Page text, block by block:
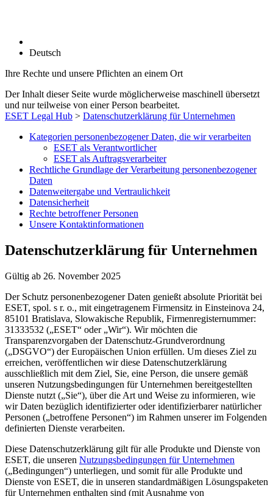
Deutsch
Ihre Rechte und unsere Pflichten an einem Ort
Der Inhalt dieser Seite wurde möglicherweise maschinell übersetzt
und nur teilweise von einer Person bearbeitet.
ESET Legal Hub > Datenschutzerklärung für Unternehmen
Kategorien personenbezogener Daten, die wir verarbeiten
ESET als Verantwortlicher
ESET als Auftragsverarbeiter
Rechtliche Grundlage der Verarbeitung personenbezogener
Daten
Datenweitergabe und Vertraulichkeit
Datensicherheit
Rechte betroffener Personen
Unsere Kontaktinformationen
Datenschutzerklärung für Unternehmen
Gültig ab 26. November 2025
Der Schutz personenbezogener Daten genießt absolute Priorität bei
ESET, spol. s r. o., mit eingetragenem Firmensitz in Einsteinova 24,
85101 Bratislava, Slowakische Republik, Firmenregisternummer:
31333532 („ESET“ oder „Wir“). Wir möchten die
Transparenzvorgaben der Datenschutz-Grundverordnung
(„DSGVO“) der Europäischen Union erfüllen. Um dieses Ziel zu
erreichen, veröffentlichen wir diese Datenschutzerklärung
ausschließlich mit dem Ziel, Sie, eine Person, die unsere gemäß
unseren Nutzungsbedingungen für Unternehmen bereitgestellten
Dienste nutzt („Sie“), über die Art und Weise zu informieren, wie
wir Daten bezüglich identifizierter oder identifizierbarer natürlicher
Personen („betroffene Personen“) im Rahmen unserer im Folgenden
definierten Dienste verarbeiten.
Diese Datenschutzerklärung gilt für alle Produkte und Dienste von
ESET, die unseren Nutzungsbedingungen für Unternehmen
(„Bedingungen“) unterliegen, und somit für alle Produkte und
Dienste von ESET, die in unseren standardmäßigen Lösungspaketen
für Unternehmen enthalten sind (mit Ausnahme von